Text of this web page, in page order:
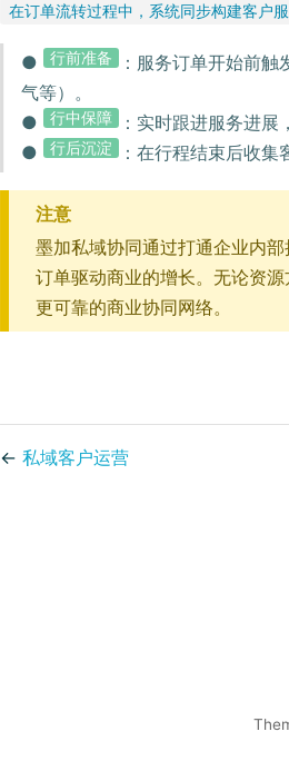
在订单流转过程中，系统同步构建客户
● 行前准备 ：服务订单开始前触
气等）。
●
行中保障 ：实时跟进服务进展
●
行后沉淀 ：在行程结束后收集
注意
墨加私域协同通过打通企业内
订单驱动商业的增长。无论资
更可靠的商业协同网络。
← 私域客户运营